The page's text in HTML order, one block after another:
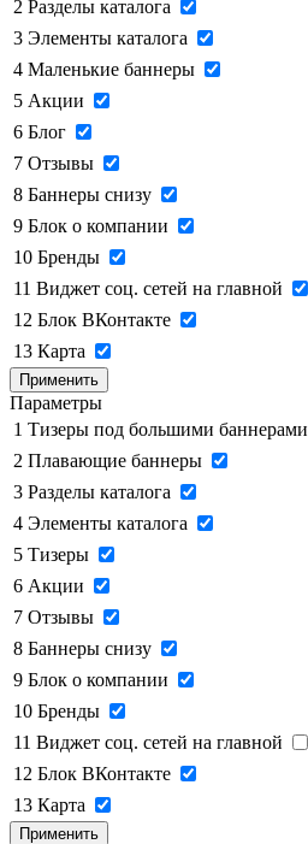
2 Разделы каталога
3 Элементы каталога
4 Маленькие баннеры
5 Акции
6 Блог
7 Отзывы
8 Баннеры снизу
9 Блок о компании
10 Бренды
11 Виджет соц. сетей на главной
12 Блок ВКонтакте
13 Карта
Применить
Параметры
1 Тизеры под большими баннерами
2 Плавающие баннеры
3 Разделы каталога
4 Элементы каталога
5 Тизеры
6 Акции
7 Отзывы
8 Баннеры снизу
9 Блок о компании
10 Бренды
11 Виджет соц. сетей на главной
12 Блок ВКонтакте
13 Карта
Применить